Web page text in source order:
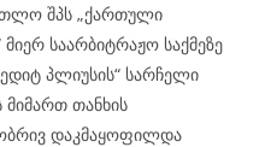
შპს „ქართული
საარბიტრაჟო საქმეზე
პლიუსის“ სარჩელი
მიმართ თანხის
დაკმაყოფილდა